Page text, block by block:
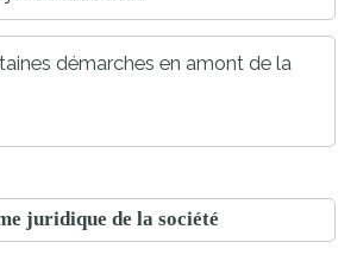
démarches en amont de la
juridique de la société